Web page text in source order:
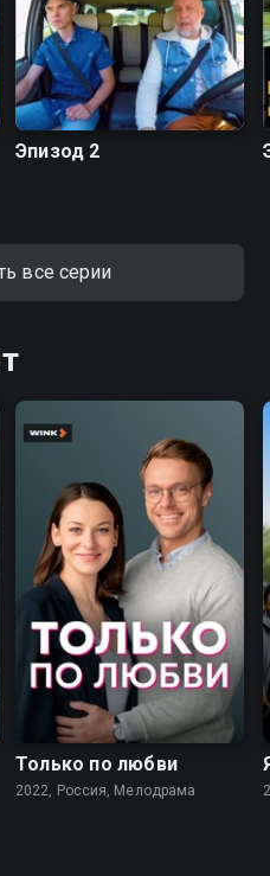
Эпизод 2
все серии
Только по любви
2022, Россия, Мелодрама